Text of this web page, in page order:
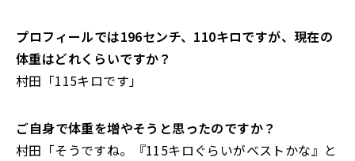
――プロフィールでは196センチ、110キロですが、 現在の
体重はどれくらいですか？
村田「115キロです」
――ご自身で体重を増やそうと思ったのですか？
村田「そうですね。『115キロぐらいがベストかな』 と